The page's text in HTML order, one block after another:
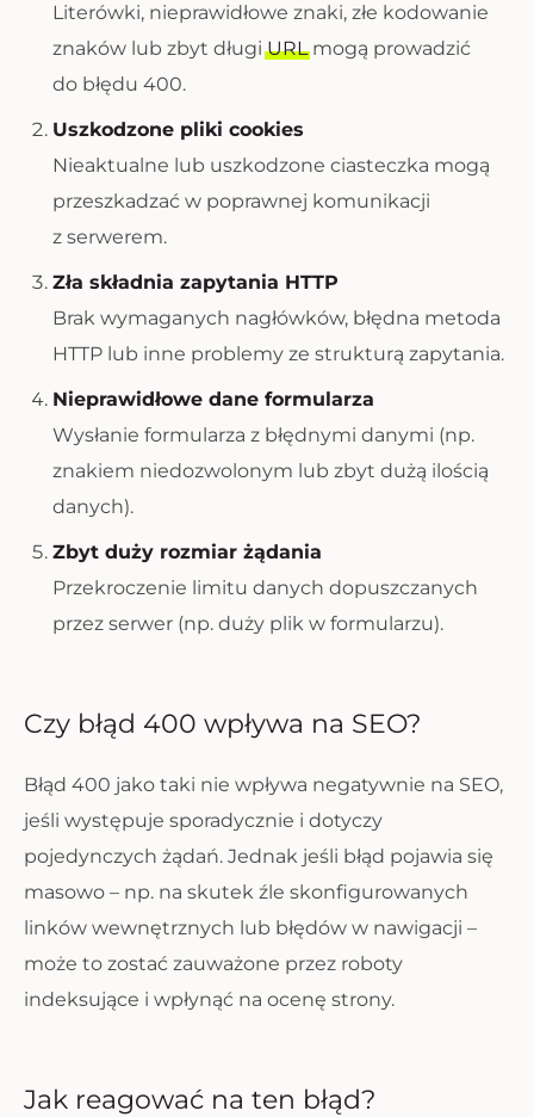
Literówki, nieprawidłowe znaki, złe kodowanie
znaków lub zbyt długiURLmogą prowadzić
do błędu 400.
Uszkodzone pliki cookies
Nieaktualne lub uszkodzone ciasteczka mogą
przeszkadzać w poprawnej komunikacji
z serwerem.
Zła składnia zapytania HTTP
Brak wymaganych nagłówków, błędna metoda
HTTP lub inne problemy ze strukturą zapytania.
Nieprawidłowe dane formularza
Wysłanie formularza z błędnymi danymi (np.
znakiem niedozwolonym lub zbyt dużą ilością
danych).
Zbyt duży rozmiar żądania
Przekroczenie limitu danych dopuszczanych
przez serwer (np. duży plik w formularzu).
Czy błąd 400 wpływa na SEO?
Błąd 400 jako taki nie wpływa negatywnie na SEO,
jeśli występuje sporadycznie i dotyczy
pojedynczych żądań. Jednak jeśli błąd pojawia się
masowo – np. na skutek źle skonfigurowanych
linków wewnętrznych lub błędów w nawigacji –
może to zostać zauważone przez roboty
indeksujące i wpłynąć na ocenę strony.
Jak reagować na ten błąd?